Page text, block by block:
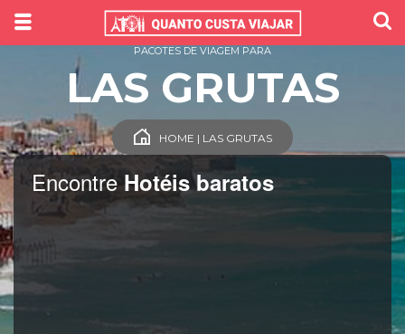
EncontreHotéis baratos
PACOTES DE VIAGEM PARA
LAS GRUTAS
HOME | LAS GRUTAS